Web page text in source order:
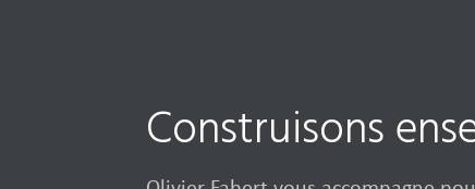
Construisons